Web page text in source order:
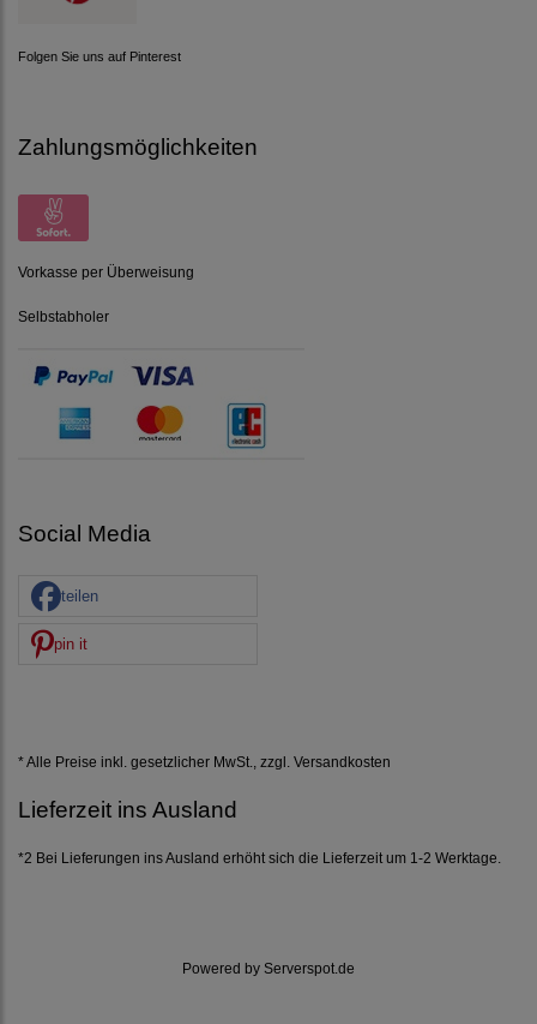
Folgen Sie uns auf Pinterest
Zahlungsmöglichkeiten
Vorkasse per Überweisung
Selbstabholer
Social Media
teilen
pin it
* Alle Preise inkl. gesetzlicher MwSt., zzgl. Versandkosten
Lieferzeit ins Ausland
*2 Bei Lieferungen ins Ausland erhöht sich die Lieferzeit um 1-2 Werktage.
Powered by Serverspot.de